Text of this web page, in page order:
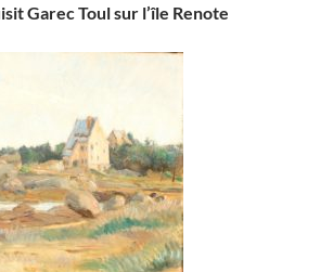
Garec Toul sur l’île Renote